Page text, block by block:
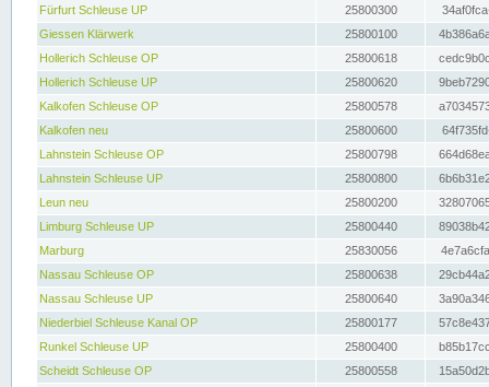
Fürfurt Schleuse UP
25800300
Giessen Klärwerk
25800100
Hollerich Schleuse OP
25800618
Hollerich Schleuse UP
25800620
Kalkofen Schleuse OP
25800578
Kalkofen neu
25800600
Lahnstein Schleuse OP
25800798
Lahnstein Schleuse UP
25800800
Leun neu
25800200
Limburg Schleuse UP
25800440
Marburg
25830056
Nassau Schleuse OP
25800638
Nassau Schleuse UP
25800640
Niederbiel Schleuse Kanal OP
25800177
Runkel Schleuse UP
25800400
Scheidt Schleuse OP
25800558